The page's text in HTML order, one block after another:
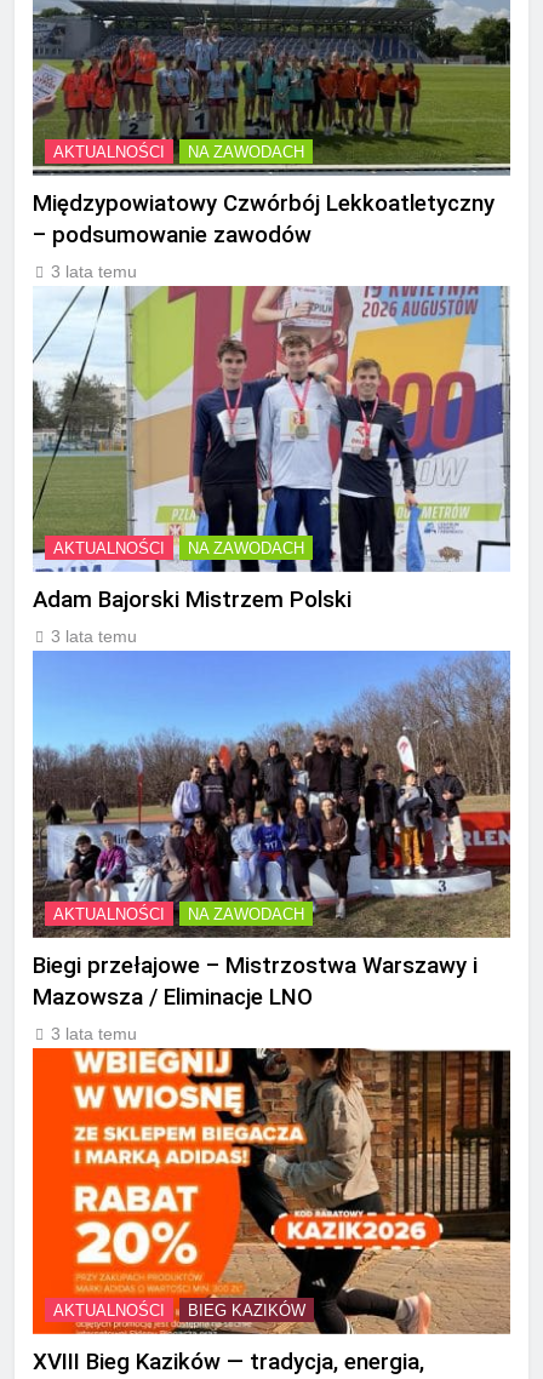
AKTUALNOŚCI NA ZAWODACH
Międzypowiatowy Czwórbój Lekkoatletyczny
– podsumowanie zawodów
3 lata temu
AKTUALNOŚCI NA ZAWODACH
Adam Bajorski Mistrzem Polski
3 lata temu
AKTUALNOŚCI NA ZAWODACH
Biegi przełajowe – Mistrzostwa Warszawy i
Mazowsza / Eliminacje LNO
3 lata temu
AKTUALNOŚCI BIEG KAZIKÓW
XVIII Bieg Kazików — tradycja, energia,